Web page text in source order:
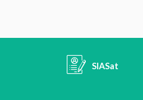
SIASat